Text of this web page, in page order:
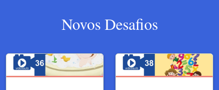
Novos Desafios